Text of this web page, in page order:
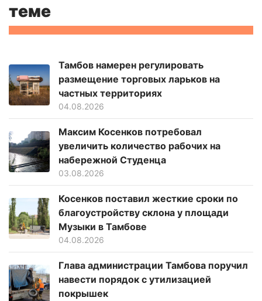
теме
Тамбов намерен регулировать
размещение торговых ларьков на
частных территориях
04.08.2026
Максим Косенков потребовал
увеличить количество рабочих на
набережной Студенца
03.08.2026
Косенков поставил жесткие сроки по
благоустройству склона у площади
Музыки в Тамбове
04.08.2026
Глава администрации Тамбова поручил
навести порядок с утилизацией
покрышек